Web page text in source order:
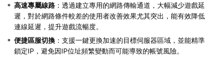
高速專屬線路 ：透過建立專用的網路傳輸通道，大幅減少遊戲延
遲，對於網路條件較差的使用者改善效果尤其突出，能有效降低
連線延遲，提升遊戲流暢度。
便捷區服切換 ：支援一鍵更換加速的目標伺服器區域，並能精準
鎖定IP，避免因IP位址頻繁變動而可能導致的帳號風險。